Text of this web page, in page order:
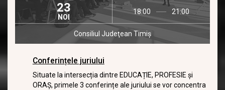
23
NOI
18:00 21:00
Consiliul Judeţean Timiş
Conferințele juriului
Situate la intersecția dintre EDUCAȚIE, PROFESIE și
ORAȘ, primele 3 conferințe ale juriului se vor concentra